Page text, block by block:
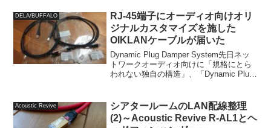
とりあえず床置きして動作...
DELA/BUFFALO
RJ-45端子にオーディオ向けオリ
ジナルカスタマイズを施した
OIKLANケーブルが届いた
Dynamic Plug Damper System先日ネッ
トワークオーディオ向けに「規格にとら
われない独自の構造」、「Dynamic Plug
OIKLANケ...
Acoustic Revive
シアタールームのLAN配線整理
(2)～Acoustic Revive R-AL1とヘ